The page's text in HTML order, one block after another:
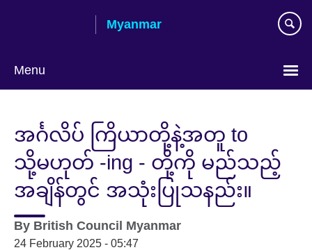
Myanmar
Menu
language
အင်္ဂလိပ် ကြိယာတို့နဲ့အတူ to
သို့မဟုတ် -ing - တို့ကို မည်သည့်
အချိန်တွင် အသုံးပြုသနည်း။
By British Council Myanmar
24 February 2025 - 05:47